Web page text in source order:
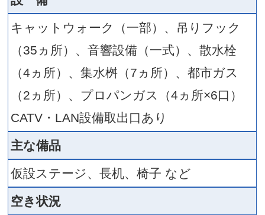
ナカドマ中央に設置された存
モニター。
環境に配慮したＬＥＤタイプ
した。
アリーナからの中継、イベン
じまり、スポーツ観戦（パブ
ーイング）もあり！